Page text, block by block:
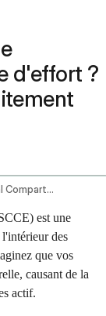
d'effort ?
Chronic Exertional Compartment Syndrome
est une
des
que vos
causant de la
actif.